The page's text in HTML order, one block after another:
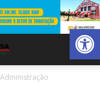
Abrir
Administração